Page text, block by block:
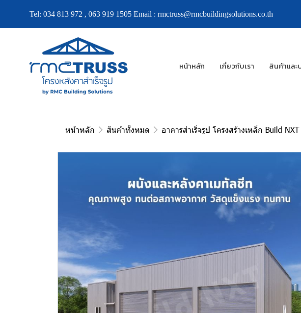
Tel: 034 813 972 , 063 919 1505 Email : rmctruss@rmcbuildingsolutions.co.th
หน้าหลัก เกี่ยวกับเรา สินค้าและ
หน้าหลัก สินค้าทั้งหมด อาคารสำเร็จรูป โครงสร้างเหล็ก Build NXT